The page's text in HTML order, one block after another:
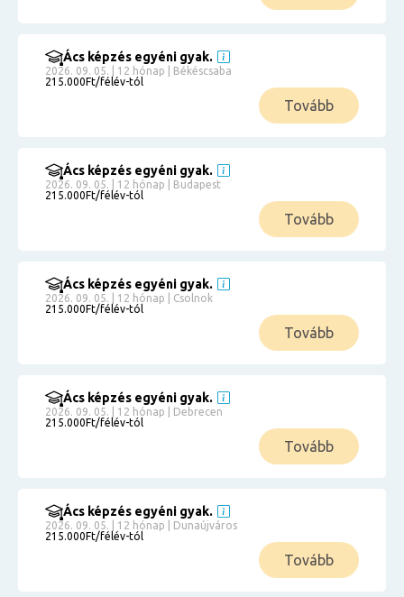
Ács képzés egyéni gyak.
2026. 09. 05. | 12 hónap | Békéscsaba
215.000Ft/félév-tól
Tovább
Ács képzés egyéni gyak.
2026. 09. 05. | 12 hónap | Budapest
215.000Ft/félév-tól
Tovább
Ács képzés egyéni gyak.
2026. 09. 05. | 12 hónap | Csolnok
215.000Ft/félév-tól
Tovább
Ács képzés egyéni gyak.
2026. 09. 05. | 12 hónap | Debrecen
215.000Ft/félév-tól
Tovább
Ács képzés egyéni gyak.
2026. 09. 05. | 12 hónap | Dunaújváros
215.000Ft/félév-tól
Tovább